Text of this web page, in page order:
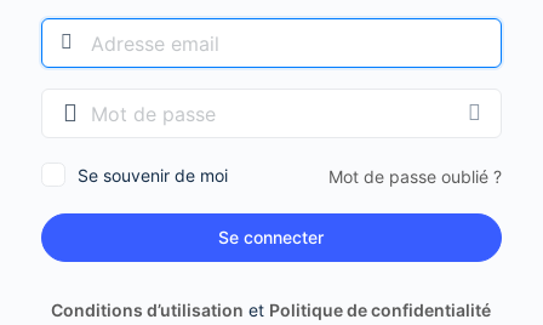
Se souvenir de moi Mot de passe oublié ?
Conditions d’utilisation et Politique de confidentialité